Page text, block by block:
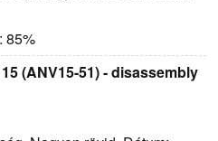
: 85%
(ANV15-51) - disassembly